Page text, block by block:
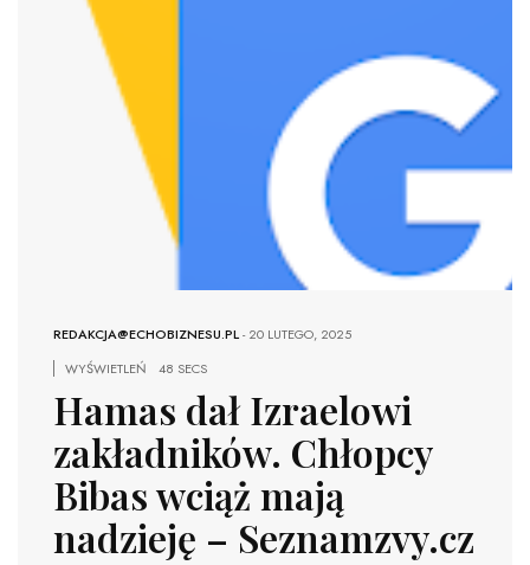
REDAKCJA@ECHOBIZNESU.PL-20 LUTEGO, 2025
WYŚWIETLEŃ
48 SECS
Hamas dał Izraelowi
zakładników. Chłopcy
Bibas wciąż mają
nadzieję – Seznamzvy.cz